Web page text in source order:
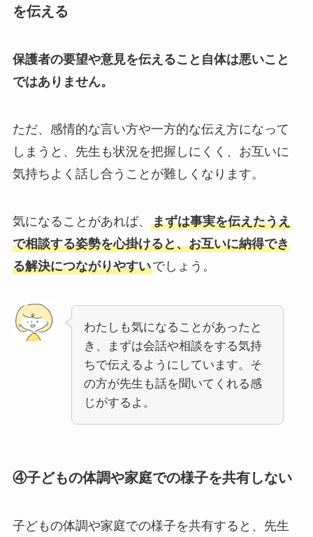
を伝える
保護者の要望や意見を伝えること自体は悪いこと
ではありません。
ただ、感情的な言い方や一方的な伝え方になって
しまうと、先生も状況を把握しにくく、お互いに
気持ちよく話し合うことが難しくなります。
気になることがあれば、 まずは事実を伝えたうえ
で相談する姿勢を心掛けると、お互いに納得でき
る解決につながりやすいでしょう。
わたしも気になることがあったと
き、まずは会話や相談をする気持
ちで伝えるようにしています。そ
の方が先生も話を聞いてくれる感
じがするよ。
④子どもの体調や家庭での様子を共有しない
子どもの体調や家庭での様子を共有すると、先生